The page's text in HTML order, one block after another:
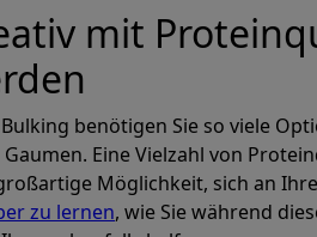
mit
benötigen Sie so viele
Eine Vielzahl von
Möglichkeit, sich an
zu lernen, wie Sie während